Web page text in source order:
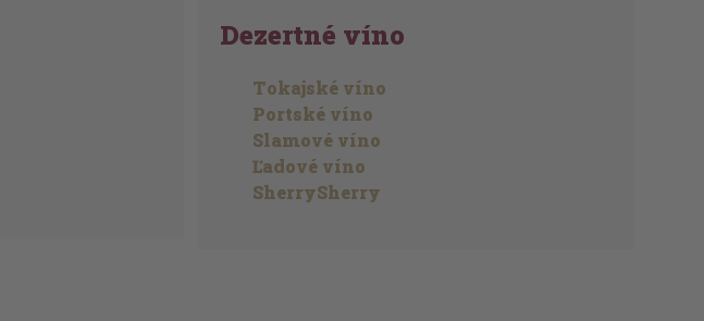
Dezertné víno
Tokajské víno
Portské víno
Slamové víno
Ľadové víno
SherrySherry